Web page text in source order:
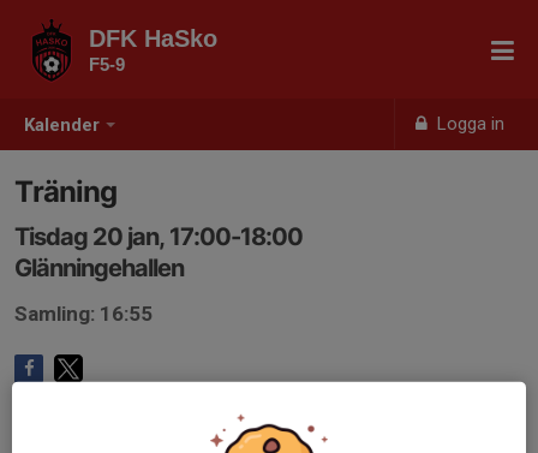
Kalender Logga in
DFK HaSko
F5-9
Träning
Tisdag 20 jan, 17:00-18:00
Glänningehallen
Samling: 16:55